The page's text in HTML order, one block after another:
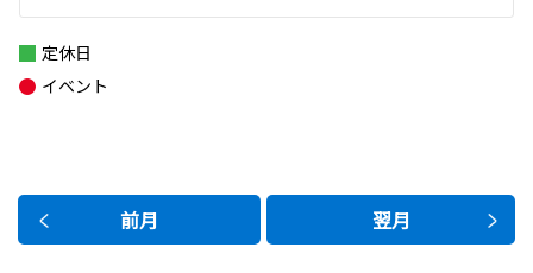
前月 翌月
定休日
イベント